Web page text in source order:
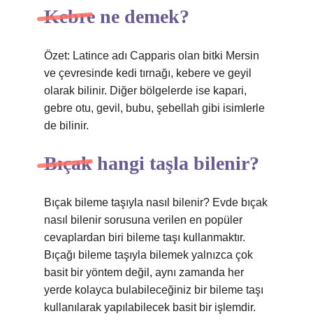
Kebre ne demek?
Özet: Latince adı Capparis olan bitki Mersin
ve çevresinde kedi tırnağı, kebere ve geyil
olarak bilinir. Diğer bölgelerde ise kapari,
gebre otu, gevil, bubu, şebellah gibi isimlerle
de bilinir.
Bıçak hangi taşla bilenir?
Bıçak bileme taşıyla nasıl bilenir? Evde bıçak
nasıl bilenir sorusuna verilen en popüler
cevaplardan biri bileme taşı kullanmaktır.
Bıçağı bileme taşıyla bilemek yalnızca çok
basit bir yöntem değil, aynı zamanda her
yerde kolayca bulabileceğiniz bir bileme taşı
kullanılarak yapılabilecek basit bir işlemdir.